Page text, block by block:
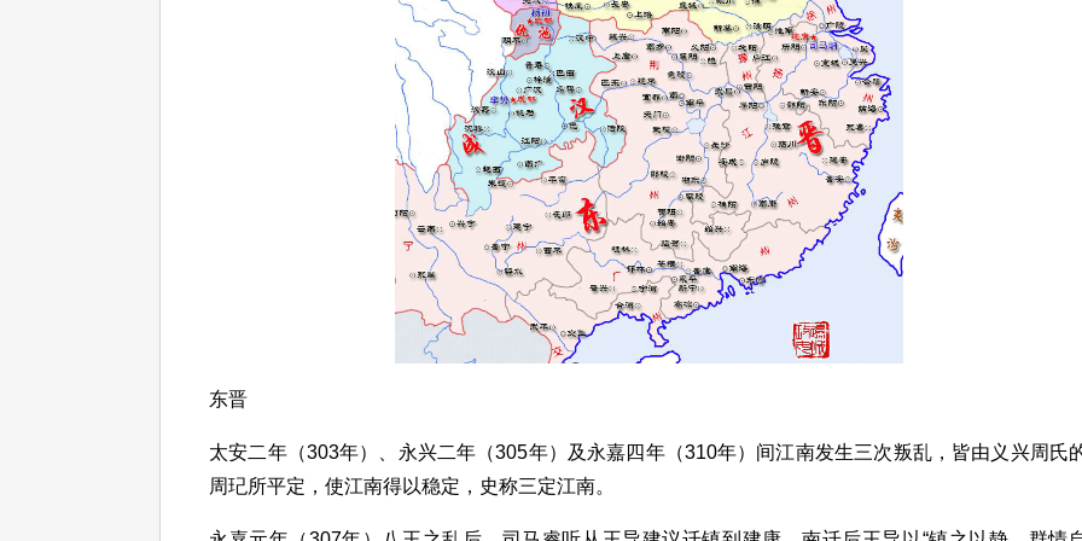
东晋
太安二年（303年）、永兴二年（305年）及永嘉四年（310年）间江南发生三次叛乱，皆由义兴周氏
周玘所平定，使江南得以稳定，史称三定江南。